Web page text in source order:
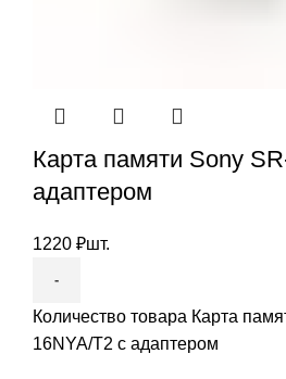
Карта памяти Sony
адаптером
1220 ₽шт.
Количество товара Карта
16NYA/T2 с адаптером